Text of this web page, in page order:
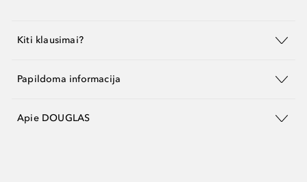
Kiti klausimai?
Papildoma informacija
Apie DOUGLAS